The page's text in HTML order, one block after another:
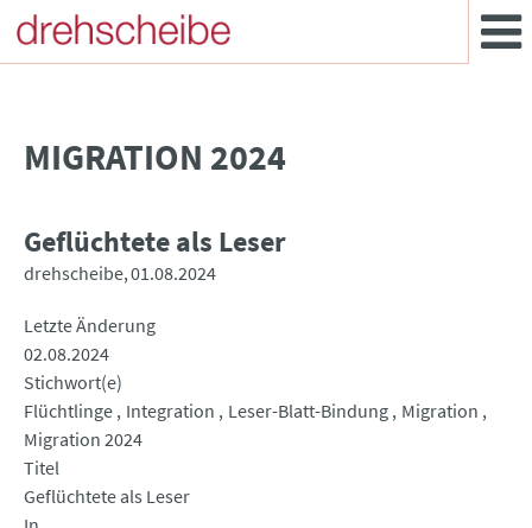
MIGRATION 2024
Geflüchtete als Leser
drehscheibe 01.08.2024
Letzte Änderung
02.08.2024
Stichwort(e)
Flüchtlinge Integration Leser-Blatt-Bindung Migration
Migration 2024
Titel
Geflüchtete als Leser